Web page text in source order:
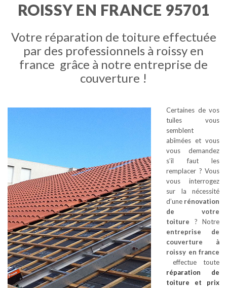
ROISSY EN FRANCE 95701
Votre réparation de toiture effectuée
par des professionnels à roissy en
france grâce à notre entreprise de
couverture !
Certaines de vos
tuiles vous
semblent
abîmées et vous
vous demandez
s’il faut les
remplacer ? Vous
vous interrogez
sur la nécessité
d’une rénovation
de votre
toiture ? Notre
entreprise de
couverture à
roissy en france
effectue toute
réparation de
toiture et prix